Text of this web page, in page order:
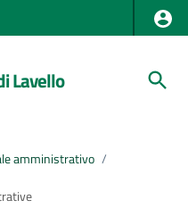
Lavello
amministrativo /